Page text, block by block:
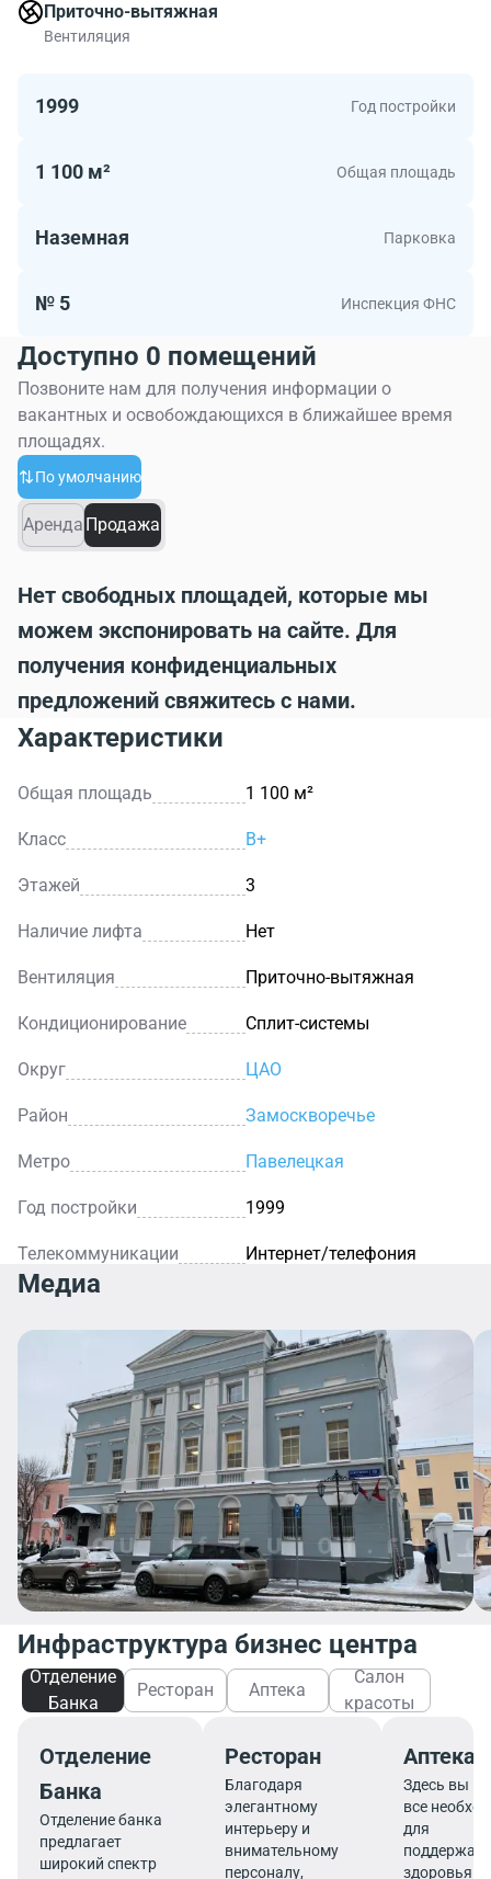
Приточно-вытяжная
Вентиляция
1999 Год постройки
1 100 м² Общая площадь
Наземная Парковка
№ 5 Инспекция ФНС
Доступно 0 помещений
Позвоните нам для получения информации о
вакантных и освобождающихся в ближайшее время
площадях.
По умолчанию
Аренда Продажа
Нет свободных площадей, которые мы
можем экспонировать на сайте. Для
получения конфиденциальных
предложений свяжитесь с нами.
Характеристики
Общая площадь 1 100 м²
Класс B+
Этажей 3
Наличие лифта Нет
Вентиляция Приточно-вытяжная
Кондиционирование Сплит-системы
Округ ЦАО
Район Замоскворечье
Метро Павелецкая
Год постройки 1999
Телекоммуникации Интернет/телефония
Медиа
Инфраструктура бизнес центра
Отделение
Банка
Ресторан Аптека
Салон
красоты
Отделение
Банка
Отделение банка
предлагает
широкий спектр
Ресторан
Благодаря
элегантному
интерьеру и
внимательному
персоналу,
Аптека
Здесь вы
все
для
здоровья и